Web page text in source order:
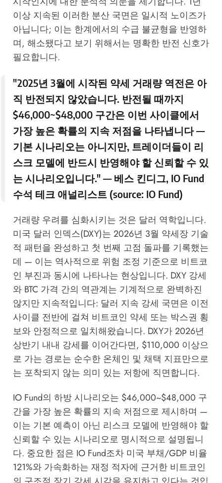
이상 지속된 이러한 분산 국면은 일시적 노이즈가
아닙니다; 이는 한계에서의 수급 불균형을 반영하
며, 해소됐다고 보기 위해서는 명확한 반전 신호가
필요합니다.
"2025년 3월에 시작된 약세 거래량 역전은 아
직 반전되지 않았습니다. 반전될 때까지
$46,000~$48,000 구간은 이번 사이클에서
가장 높은 확률의 지속 저점을 나타냅니다 —
기본 시나리오는 아니지만, 트레이더들이 리
스크 모델에 반드시 반영해야 할 신뢰할 수 있
는 시나리오입니다." — 베스 킨디그, IO Fund
수석 테크 애널리스트 (source: IO Fund)
거래량 우려를 심화시키는 것은 달러 역학입니다.
미국 달러 인덱스(DXY)는 2026년 3월 약세장 기술
적 패턴을 완성하고 첫 번째 고점 돌파를 기록했는
데 — 이는 역사적으로 위험 조정 기준으로 비트코
인 부진과 동시에 나타나는 현상입니다. DXY 강세
와 BTC 가격 간의 역관계는 기계적으로 완벽하진
않지만 지속적입니다: 달러 지속 강세 국면은 이전
사이클 전반에 걸쳐 비트코인 약세 또는 박스권 횡
보와 안정적으로 일치해왔습니다. DXY가 2026년
상반기 내내 강세를 이어간다면, $110,000 이상으
로 가는 경로는 순수한 온체인 및 채택 지표만으로
는 포착되지 않는 의미 있는 저항에 직면합니다.
IO Fund의 하방 시나리오는 $46,000~$48,000 구
간을 가장 높은 확률의 지속 저점으로 제시하며 —
이는 기본 예측이 아닌 리스크 모델에 반영해야 할
신뢰할 수 있는 시나리오로 명시적으로 설명됩니
다. 중요한 점은 IO Fund조차 미국 부채/GDP 비율
121%와 가속화하는 재정 적자에 근거한 비트코인